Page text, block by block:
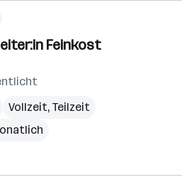
Feinkost
Vollzeit, Teilzeit